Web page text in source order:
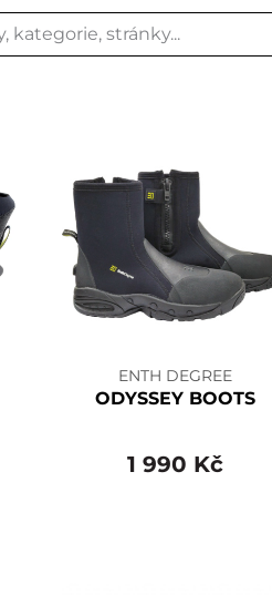
ENTH DEGREE
ODYSSEY BOOTS
1 990 Kč